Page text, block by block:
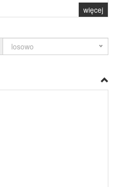
więcej
losowo